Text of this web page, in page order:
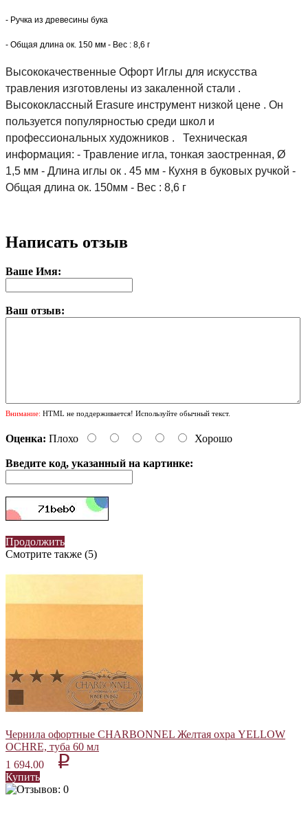
- Ручка из древесины бука
- Общая длина ок. 150 мм - Вес : 8,6 г
Высококачественные Офорт Иглы для искусства
травления изготовлены из закаленной стали .
Высококлассный Erasure инструмент низкой цене . Он
пользуется популярностью среди школ и
профессиональных художников .   Техническая
информация: - Травление игла, тонкая заостренная, Ø
1,5 мм - Длина иглы ок . 45 мм - Кухня в буковых ручкой -
Общая длина ок. 150мм - Вес : 8,6 г
Написать отзыв
Ваше Имя:
Ваш отзыв:
Внимание: HTML не поддерживается! Используйте обычный текст.
Оценка: Плохо Хорошо
Введите код, указанный на картинке:
Продолжить
Смотрите также (5)
Чернила офортные CHARBONNEL Желтая охра YELLOW
OCHRE, туба 60 мл
1 694.00
p
Купить